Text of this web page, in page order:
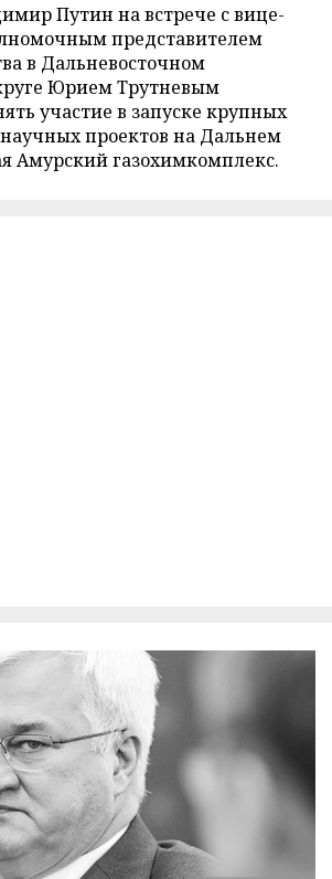
Путин на встрече с вице-
представителем
в Дальневосточном
Юрием Трутневым
участие в запуске крупных
проектов на Дальнем
Амурский газохимкомплекс.